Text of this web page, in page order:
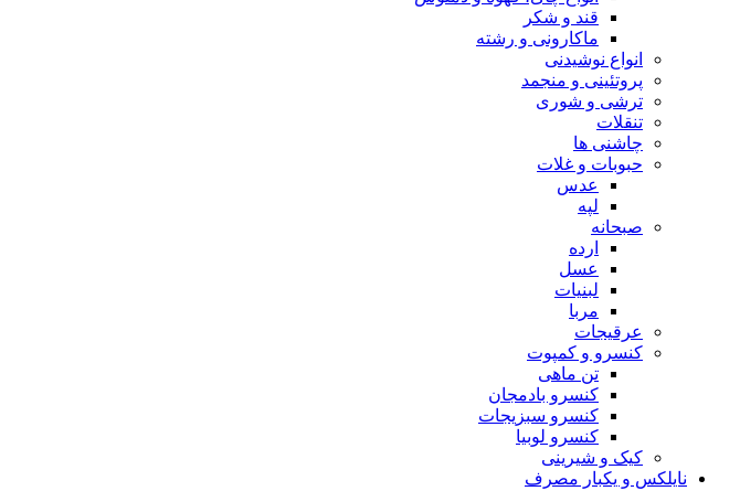
قند و شکر
ماکارونی و رشته
انواع نوشیدنی
پروتئینی و منجمد
ترشی و شوری
تنقلات
چاشنی ها
حبوبات و غلات
عدس
لپه
صبحانه
ارده
عسل
لبنیات
مربا
عرقیجات
کنسرو و کمپوت
تن ماهی
کنسرو بادمجان
کنسرو سبزیجات
کنسرو لوبیا
کیک و شیرینی
نایلکس و یکبار مصرف